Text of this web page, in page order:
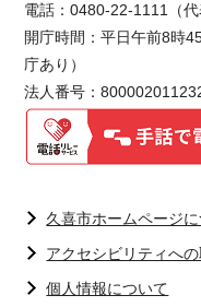
電話：0480-22-1111（代
開庁時間：平日午前8時
庁あり）
法人番号：
久喜市ホームページ
アクセシビリティへ
個人情報について